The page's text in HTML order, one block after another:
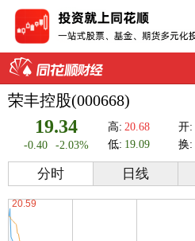
荣丰控股(000668)
19.34
-0.40 -2.03%
高: 20.68 开:
低: 19.09 换:
分时 日线